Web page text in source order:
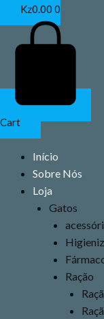
para
Kz0.00 0
Cart
Início
Sobre Nós
Loja
Gatos
Ração